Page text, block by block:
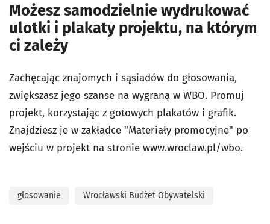
Możesz samodzielnie wydrukować
ulotki i plakaty projektu, na którym
ci zależy
Zachęcając znajomych i sąsiadów do głosowania,
zwiększasz jego szanse na wygraną w WBO. Promuj
projekt, korzystając z gotowych plakatów i grafik.
Znajdziesz je w zakładce "Materiały promocyjne" po
wejściu w projekt na stronie www.wroclaw.pl/wbo.
głosowanie Wrocławski Budżet Obywatelski